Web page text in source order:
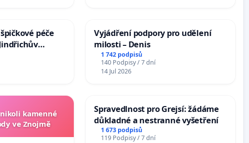
péče
Vyjádření podpory pro udělení
milosti – Denis
1 742 podpisů
140 Podpisy / 7 dní
14 Jul 2026
kamenné
ve Znojmě
Spravedlnost pro Grejsí: žádáme
důkladné a nestranné vyšetření
1 673 podpisů
119 Podpisy / 7 dní